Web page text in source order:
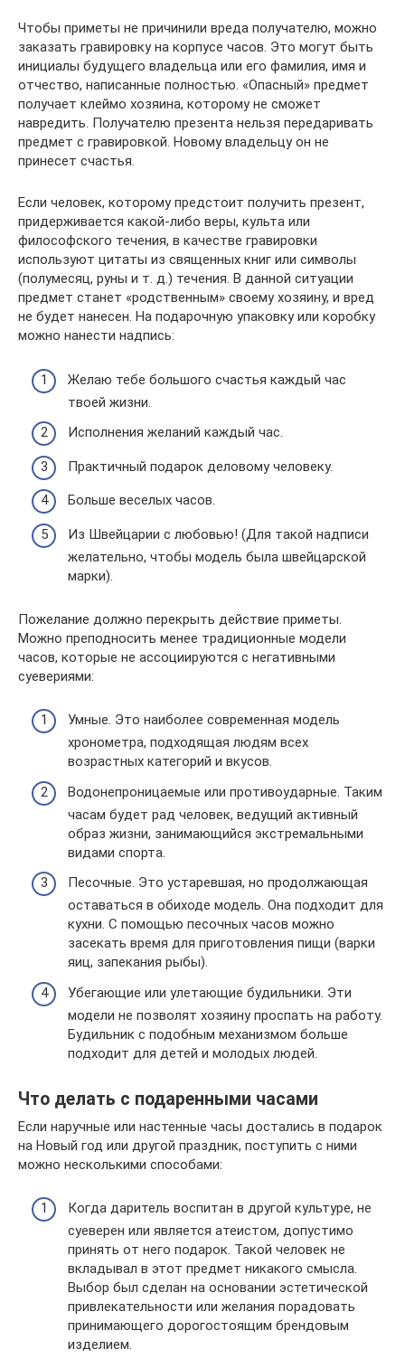
Чтобы приметы не причинили вреда получателю, можно
заказать гравировку на корпусе часов. Это могут быть
инициалы будущего владельца или его фамилия, имя и
отчество, написанные полностью. «Опасный» предмет
получает клеймо хозяина, которому не сможет
навредить. Получателю презента нельзя передаривать
предмет с гравировкой. Новому владельцу он не
принесет счастья.
Если человек, которому предстоит получить презент,
придерживается какой-либо веры, культа или
философского течения, в качестве гравировки
используют цитаты из священных книг или символы
(полумесяц, руны и т. д.) течения. В данной ситуации
предмет станет «родственным» своему хозяину, и вред
не будет нанесен. На подарочную упаковку или коробку
можно нанести надпись:
Желаю тебе большого счастья каждый час
твоей жизни.
Исполнения желаний каждый час.
Практичный подарок деловому человеку.
Больше веселых часов.
Из Швейцарии с любовью! (Для такой надписи
желательно, чтобы модель была швейцарской
марки).
Пожелание должно перекрыть действие приметы.
Можно преподносить менее традиционные модели
часов, которые не ассоциируются с негативными
суевериями:
Умные. Это наиболее современная модель
хронометра, подходящая людям всех
возрастных категорий и вкусов.
Водонепроницаемые или противоударные. Таким
часам будет рад человек, ведущий активный
образ жизни, занимающийся экстремальными
видами спорта.
Песочные. Это устаревшая, но продолжающая
оставаться в обиходе модель. Она подходит для
кухни. С помощью песочных часов можно
засекать время для приготовления пищи (варки
яиц, запекания рыбы).
Убегающие или улетающие будильники. Эти
модели не позволят хозяину проспать на работу.
Будильник с подобным механизмом больше
подходит для детей и молодых людей.
Что делать с подаренными часами
Если наручные или настенные часы достались в подарок
на Новый год или другой праздник, поступить с ними
можно несколькими способами:
Когда даритель воспитан в другой культуре, не
суеверен или является атеистом, допустимо
принять от него подарок. Такой человек не
вкладывал в этот предмет никакого смысла.
Выбор был сделан на основании эстетической
привлекательности или желания порадовать
принимающего дорогостоящим брендовым
изделием.